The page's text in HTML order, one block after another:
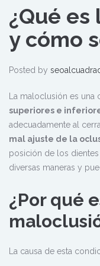
¿Qué
y cómo
Posted by
La maloclusión es
superiores e
adecuadamente al
mal ajuste de la
posición de los
diversas maneras y
¿Por qué
La causa de esta